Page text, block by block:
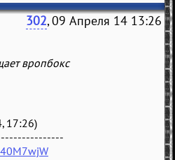
302, 09 Апреля 14 13:26
вропбокс
17:26)